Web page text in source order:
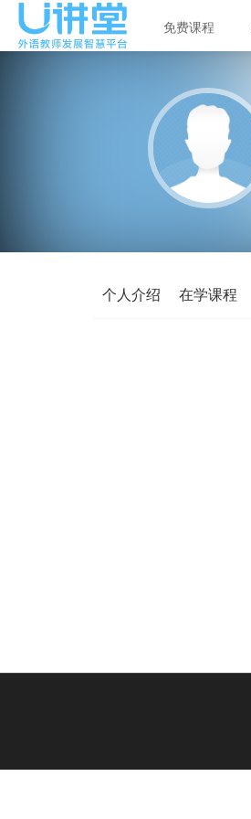
免费课程
个人介绍 在学课程